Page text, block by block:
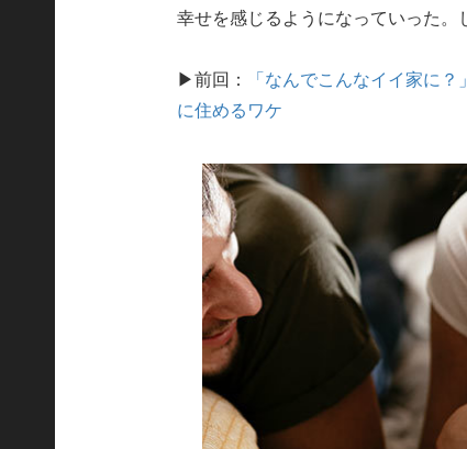
幸せを感じるようになっていった
▶前回：
「なんでこんなイイ家に
に住めるワケ